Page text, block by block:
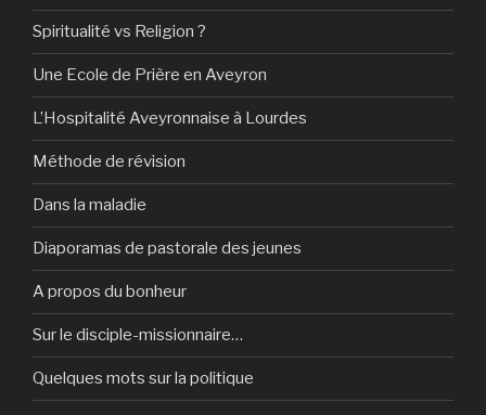
Spiritualité vs Religion ?
Une Ecole de Prière en Aveyron
L’Hospitalité Aveyronnaise à Lourdes
Méthode de révision
Dans la maladie
Diaporamas de pastorale des jeunes
A propos du bonheur
Sur le disciple-missionnaire…
Quelques mots sur la politique